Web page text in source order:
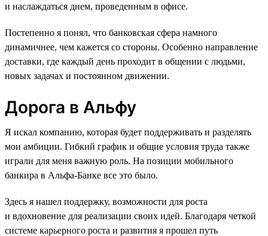
и наслаждаться днем, проведенным в офисе.
Постепенно я понял, что банковская сфера намного
динамичнее, чем кажется со стороны. Особенно направление
доставки, где каждый день проходит в общении с людьми,
новых задачах и постоянном движении.
Дорога в Альфу
Я искал компанию, которая будет поддерживать и разделять
мои амбиции. Гибкий график и общие условия труда также
играли для меня важную роль. На позиции мобильного
банкира в Альфа-Банке все это было.
Здесь я нашел поддержку, возможности для роста
и вдохновение для реализации своих идей. Благодаря четкой
системе карьерного роста и развития я прошел путь